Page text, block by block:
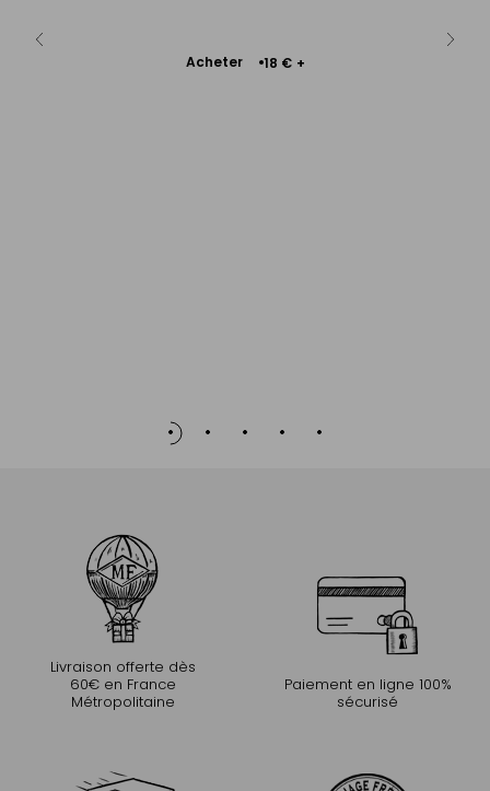
Acheter 18 € +
Ajouter
Livraison offerte dès
60€ en France
Métropolitaine
Paiement en ligne 100%
sécurisé